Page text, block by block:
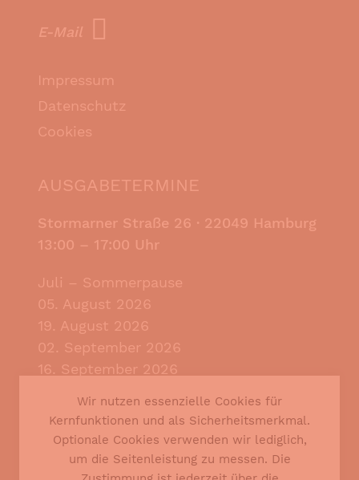
Wir nutzen essenzielle Cookies für
Kernfunktionen und als Sicherheitsmerkmal.
Optionale Cookies verwenden wir lediglich,
um die Seitenleistung zu messen. Die
E-Mail
Impressum
Datenschutz
Cookies
AUSGABETERMINE
Stormarner Straße 26 · 22049 Hamburg
13:00 – 17:00 Uhr
Juli – Sommerpause
05. August 2026
19. August 2026
02. September 2026
16. September 2026
14. Oktober 2026
28. Oktober 2026
BEI JEDER AUSGABE VOR ORT: